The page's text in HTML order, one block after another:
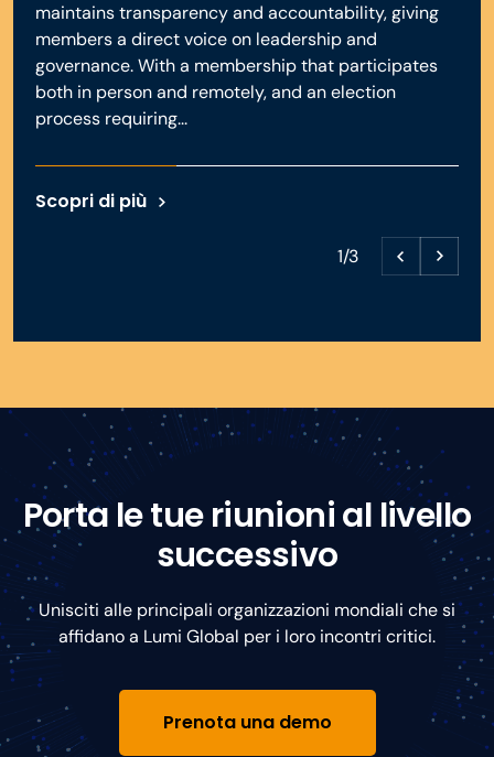
maintains transparency and accountability, giving
members a direct voice on leadership and
governance. With a membership that participates
both in person and remotely, and an election
process requiring...
Scopri di più
1/3
Porta le tue riunioni al livello
successivo
Unisciti alle principali organizzazioni mondiali che si
affidano a Lumi Global per i loro incontri critici.
Prenota una demo